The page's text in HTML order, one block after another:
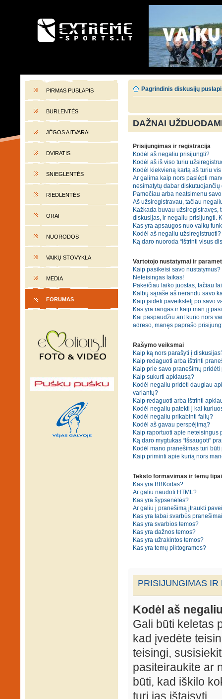
EXTREME-SPORTS.LT
PIRMAS PUSLAPIS
BURLENTĖS
JĖGOS AITVARAI
DVIRATIS
SNIEGLENTĖS
RIEDLENTĖS
ORAI
NUORODOS
VAIKŲ STOVYKLA
MEDIA
FORUMAS
Pagrindinis diskusijų
DAŽNAI
Prisijungimas ir registracija
Kodėl aš negaliu prisijungti?
Kodėl aš iš viso turiu
Kodėl kiekvieną kartą aš turiu
Ar galima kaip nors paslėpti
nesimatytų dabar
Pamečiau arba neatsimenu
Aš užsiregistravau, tačiau
Kažkada buvau užsiregistravęs,
diskusijas, ir negaliu prisijungti.
Kas yra apsaugos nuo vaikų
Kodėl aš negaliu užsiregistruoti?
Ką daro nuoroda “Ištrinti visus
Vartotojo nustatymai ir
Kaip pasikeisi savo nustatymus?
Neteisingas laikas!
Pakeičiau laiko juostas, tačiau
Kalbų sąraše aš nerandu savo
Kaip įsidėti paveikslėlį po savo
Kas yra rangas ir kaip man jį
Kai paspaudžiu ant kurio nors
adreso, manęs paprašo
Rašymo veiksmai
Kaip ką nors parašyti į
Kaip redaguoti arba ištrinti
Kaip prie savo pranešimų pridėti
Kaip sukurti apklausą?
Kodėl negaliu pridėti daugiau
variantų?
Kaip redaguoti arba ištrinti
Kodėl negaliu patekti į kai
Kodėl negaliu prikabinti failų?
Kodėl aš gavau perspėjimą?
Kaip raportuoti apie neteisingus
Ką daro mygtukas “Išsaugoti”
Kodėl mano pranešimas turi būti
Kaip priminti apie kurią nors
Teksto formavimas ir temų tipai
Kas yra BBKodas?
Ar galiu naudoti HTML?
Kas yra šypsenėlės?
Ar galiu į pranešimą įtraukti
Kas yra labai svarbūs
Kas yra svarbios temos?
Kas yra dažnos temos?
Kas yra užrakintos temos?
Kas yra temų piktogramos?
PRISIJUNGIMAS IR
Kodėl aš
Gali būti keletas
kad įvedėte
teisingi,
pasiteiraukite ar
būti, kad iškilo
turi jas ištaisyti.